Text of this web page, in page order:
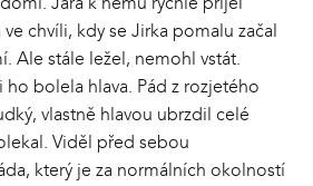
chvíli, kdy se Jirka pomalu začal
Ale stále ležel, nemohl vstát.
ho bolela hlava. Pád z rozjetého
vlastně hlavou ubrzdil celé
Viděl před sebou
který je za normálních okolností